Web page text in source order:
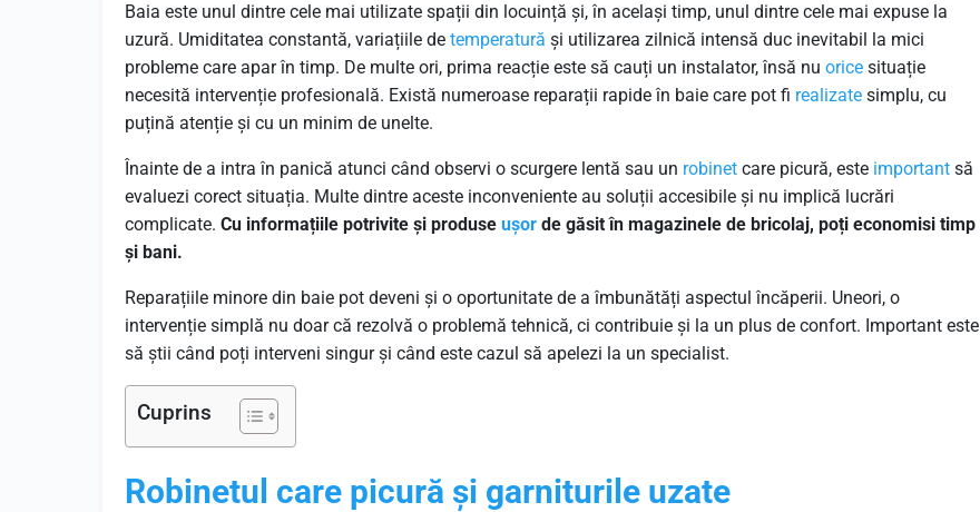
Baia este unul dintre cele mai utilizate spații din locuință și, în același timp, unul dintre cele mai expuse la
uzură. Umiditatea constantă, variațiile de temperatură și utilizarea zilnică intensă duc inevitabil la mici
probleme care apar în timp. De multe ori, prima reacție este să cauți un instalator, însă nu orice situație
necesită intervenție profesională. Există numeroase reparații rapide în baie care pot fi realizate simplu, cu
puțină atenție și cu un minim de unelte.
Înainte de a intra în panică atunci când observi o scurgere lentă sau un robinet care picură, este important să
evaluezi corect situația. Multe dintre aceste inconveniente au soluții accesibile și nu implică lucrări
complicate. Cu informațiile potrivite și produse ușor de găsit în magazinele de bricolaj, poți economisi timp
și bani.
Reparațiile minore din baie pot deveni și o oportunitate de a îmbunătăți aspectul încăperii. Uneori, o
intervenție simplă nu doar că rezolvă o problemă tehnică, ci contribuie și la un plus de confort. Important este
să știi când poți interveni singur și când este cazul să apelezi la un specialist.
Cuprins
Robinetul care picură și garniturile uzate